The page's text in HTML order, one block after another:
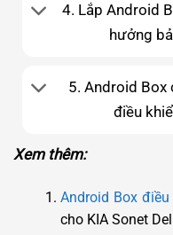
4. Lắp Android
hưởng
5. Android
điều
Xem thêm:
Android Box
cho KIA Sonet